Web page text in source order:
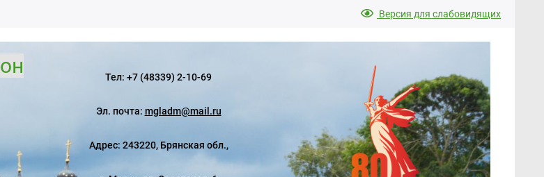
Версия для слабовидящих
Тел: +7 (48339) 2-10-69
Эл. почта: mgladm@mail.ru
Адрес: 243220, Брянская обл.,